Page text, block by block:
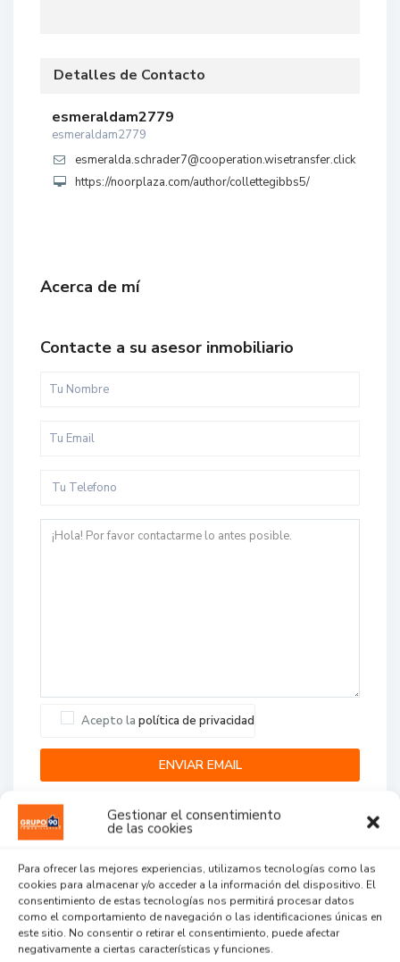
Gestionar el consentimiento
de las cookies
Para ofrecer las mejores experiencias, utilizamos tecnologías como las
cookies para almacenar y/o acceder a la información del dispositivo. El
consentimiento de estas tecnologías nos permitirá procesar datos
como el comportamiento de navegación o las identificaciones únicas en
este sitio. No consentir o retirar el consentimiento, puede afectar
negativamente a ciertas características y funciones.
Detalles de Contacto
esmeraldam2779
esmeraldam2779
esmeralda.schrader7@cooperation.wisetransfer.click
https://noorplaza.com/author/collettegibbs5/
Acerca de mí
Contacte a su asesor inmobiliario
Acepto la política de privacidad
Agent Reviews
...